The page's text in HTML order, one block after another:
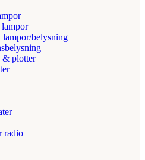
belysning
& plotter
radio